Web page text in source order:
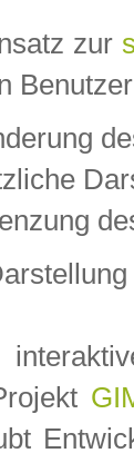
zur